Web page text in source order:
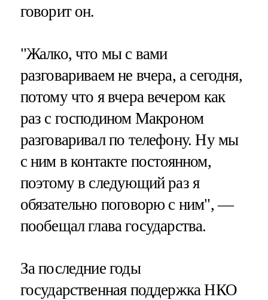
говорит он.
"Жалко, что мы с вами
разговариваем не вчера, а сегодня,
потому что я вчера вечером как
раз с господином Макроном
разговаривал по телефону. Ну мы
с ним в контакте постоянном,
поэтому в следующий раз я
обязательно поговорю с ним", —
пообещал глава государства.
За последние годы
государственная поддержка НКО